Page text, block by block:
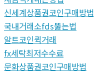
신세계상품권코인구매방법
국내거래소fds뚫는법
알트코인퀵거래
fx세탁최저수수료
문화상품권코인구매방법